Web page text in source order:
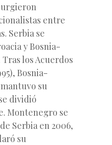
entre
Serbia se
y Bosnia-
los Acuerdos
Bosnia-
su
dividió
Montenegro se
Serbia en 2006,
su